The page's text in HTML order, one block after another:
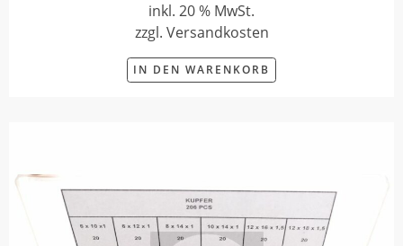
inkl. 20 % MwSt.
zzgl. Versandkosten
IN DEN WARENKORB